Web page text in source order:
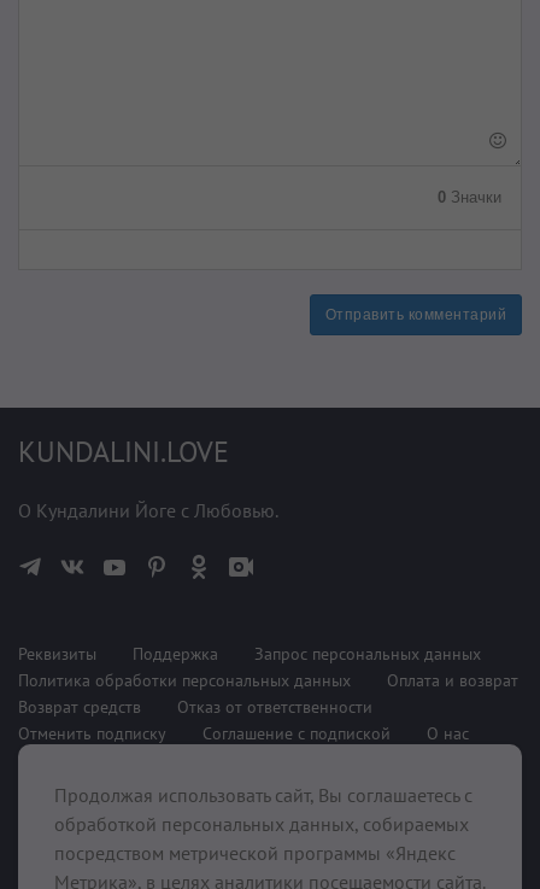
0 Значки
Отправить комментарий
KUNDALINI.LOVE
О Кундалини Йоге с Любовью.
Реквизиты Поддержка
Запрос персональных данных
Политика обработки персональных данных
Оплата и возврат
Возврат средств
Отказ от ответственности
Отменить подписку
Соглашение с подпиской О нас
При поддержке
Продолжая использовать сайт, Вы соглашаетесь с
обработкой персональных данных, собираемых
посредством метрической программы «Яндекс
Метрика», в целях аналитики посещаемости сайта.